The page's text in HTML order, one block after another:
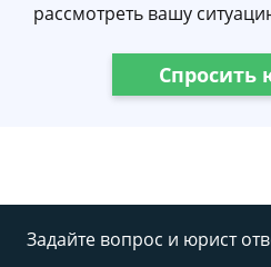
рассмотреть вашу
Спросить
Задайте вопрос и юрист